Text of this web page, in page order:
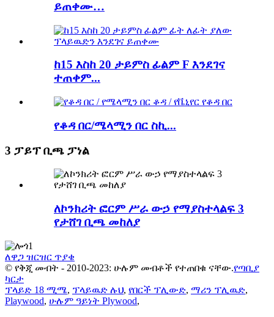
ይጠቀሙ…
ከ15 እስከ 20 ታይምስ ፊልም F እንደገና
ተጠቀም...
የቆዳ በር/ሜላሚን በር ስኪ...
3 ፓይፕ ቢጫ ፓነል
ለኮንክሪት ፎርም ሥራ ውኃ የማያስተላልፍ 3
የታሸገ ቢጫ መከለያ
ለዋጋ ዝርዝር ጥያቄ
© የቅጂ መብት - 2010-2023: ሁሉም መብቶች የተጠበቁ ናቸው.የጣቢያ
ካርታ
ፕላይድ 18 ሚሜ, ፕላይዉድ ሉህ, የበርች ፕሊውድ, ማሪን ፕሊዉድ,
Playwood, ሁሉም ዓይነት Plywood,